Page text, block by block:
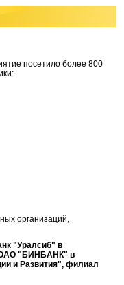
посетило более 800
организаций,
"Уралсиб" в
ОАО "БИНБАНК" в
и Развития", филиал